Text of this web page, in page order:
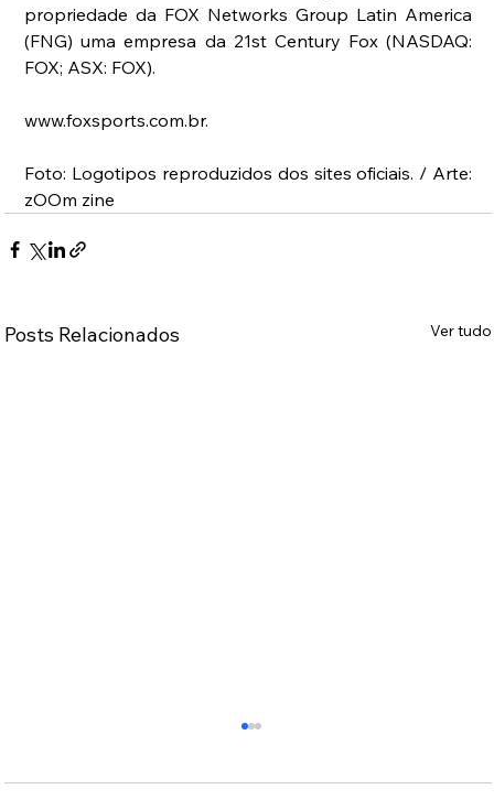
propriedade da FOX Networks Group Latin America
(FNG) uma empresa da 21st Century Fox (NASDAQ:
FOX; ASX: FOX).
www.foxsports.com.br.
Foto: Logotipos reproduzidos dos sites oficiais. / Arte:
zOOm zine
Posts Relacionados Ver tudo